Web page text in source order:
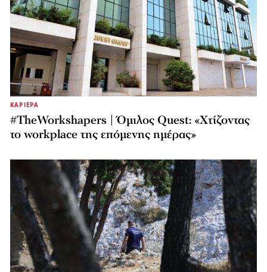
ΚΑΡΙΕΡΑ
#TheWorkshapers | Όμιλος Quest: «Χτίζοντας
το workplace της επόμενης ημέρας»